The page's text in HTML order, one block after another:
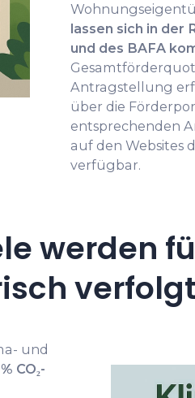
lassen sich in der
und des BAFA
Antragstellung
über die
entsprechenden
auf den Websites
verfügbar.
werden
und
CO₂-